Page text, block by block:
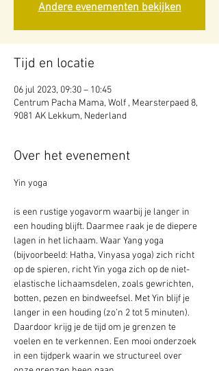
Andere evenementen bekijken
Tijd en locatie
06 jul 2023, 09:30 – 10:45
Centrum Pacha Mama, Wolf , Mearsterpaed 8,
9081 AK Lekkum, Nederland
Over het evenement
is een rustige yogavorm waarbij je langer in
een houding blijft. Daarmee raak je de diepere
lagen in het lichaam. Waar Yang yoga
(bijvoorbeeld: Hatha, Vinyasa yoga) zich richt
op de spieren, richt Yin yoga zich op de niet-
elastische lichaamsdelen, zoals gewrichten,
botten, pezen en bindweefsel. Met Yin blijf je
langer in een houding (zo’n 2 tot 5 minuten).
Daardoor krijg je de tijd om je grenzen te
voelen en te verkennen. Een mooi onderzoek
in een tijdperk waarin we structureel over